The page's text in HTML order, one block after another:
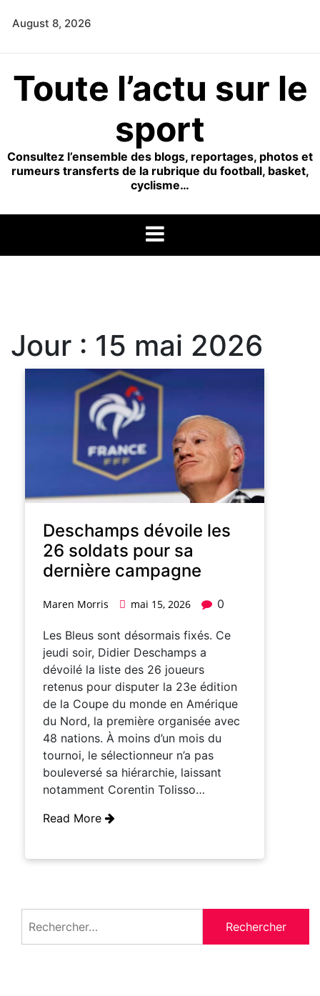
August 8, 2026
Toute l’actu sur le
sport
Consultez l’ensemble des blogs, reportages, photos et
rumeurs transferts de la rubrique du football, basket,
cyclisme…
Jour : 15 mai 2026
Deschamps dévoile les
26 soldats pour sa
dernière campagne
Maren Morris mai 15, 2026 0
Les Bleus sont désormais fixés. Ce
jeudi soir, Didier Deschamps a
dévoilé la liste des 26 joueurs
retenus pour disputer la 23e édition
de la Coupe du monde en Amérique
du Nord, la première organisée avec
48 nations. À moins d’un mois du
tournoi, le sélectionneur n’a pas
bouleversé sa hiérarchie, laissant
notamment Corentin Tolisso…
Read More